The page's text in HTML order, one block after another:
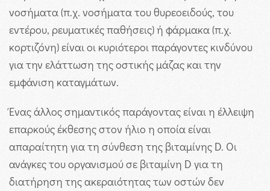
νοσήματα (π.χ. νοσήματα του θυρεοειδούς, του
εντέρου, ρευματικές παθήσεις) ή φάρμακα (π.χ.
κορτιζόνη) είναι οι κυριότεροι παράγοντες κινδύνου
για την ελάττωση της οστικής μάζας και την
εμφάνιση καταγμάτων.
Ένας άλλος σημαντικός παράγοντας είναι η έλλειψη
επαρκούς έκθεσης στον ήλιο η οποία είναι
απαραίτητη για τη σύνθεση της βιταμίνης D. Οι
ανάγκες του οργανισμού σε βιταμίνη D για τη
διατήρηση της ακεραιότητας των οστών δεν